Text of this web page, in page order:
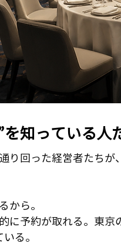
を知っている人
り回った経営者たちが
から。
に予約が取れる。東
る。